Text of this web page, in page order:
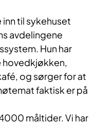
til sykehuset
avdelingene
Hun har
hovedkjøkken,
og sørger for at
faktisk er på
måltider. Vi har